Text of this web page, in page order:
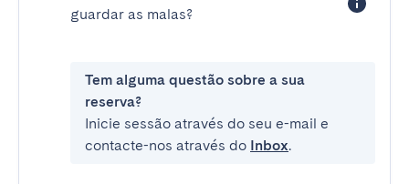
guardar as malas?
Tem alguma questão sobre a sua
reserva?
Inicie sessão através do seu e-mail e
contacte-nos através do Inbox.